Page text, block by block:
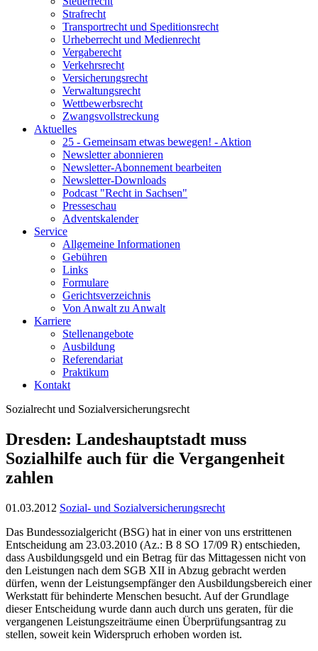
Strafrecht
Transportrecht und Speditionsrecht
Urheberrecht und Medienrecht
Vergaberecht
Verkehrsrecht
Versicherungsrecht
Verwaltungsrecht
Wettbewerbsrecht
Zwangsvollstreckung
Aktuelles
25 - Gemeinsam etwas bewegen! - Aktion
Newsletter abonnieren
Newsletter-Abonnement bearbeiten
Newsletter-Downloads
Podcast "Recht in Sachsen"
Presseschau
Adventskalender
Service
Allgemeine Informationen
Gebühren
Links
Formulare
Gerichtsverzeichnis
Von Anwalt zu Anwalt
Karriere
Stellenangebote
Ausbildung
Referendariat
Praktikum
Kontakt
Sozialrecht und Sozialversicherungsrecht
Dresden: Landeshauptstadt muss
Sozialhilfe auch für die Vergangenheit
zahlen
01.03.2012 Sozial- und Sozialversicherungsrecht
Das Bundessozialgericht (BSG) hat in einer von uns erstrittenen
Entscheidung am 23.03.2010 (Az.: B 8 SO 17/09 R) entschieden,
dass Ausbildungsgeld und ein Betrag für das Mittagessen nicht von
den Leistungen nach dem SGB XII in Abzug gebracht werden
dürfen, wenn der Leistungsempfänger den Ausbildungsbereich einer
Werkstatt für behinderte Menschen besucht. Auf der Grundlage
dieser Entscheidung wurde dann auch durch uns geraten, für die
vergangenen Leistungszeiträume einen Überprüfungsantrag zu
stellen, soweit kein Widerspruch erhoben worden ist.